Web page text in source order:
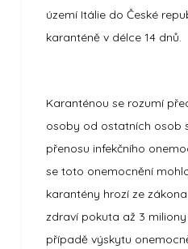
území Itálie do České
karanténě v délce 14 dnů.
Karanténou se rozumí
osoby od ostatních osob
přenosu infekčního
se toto onemocnění
karantény hrozí ze
zdraví pokuta až 3
případě výskytu